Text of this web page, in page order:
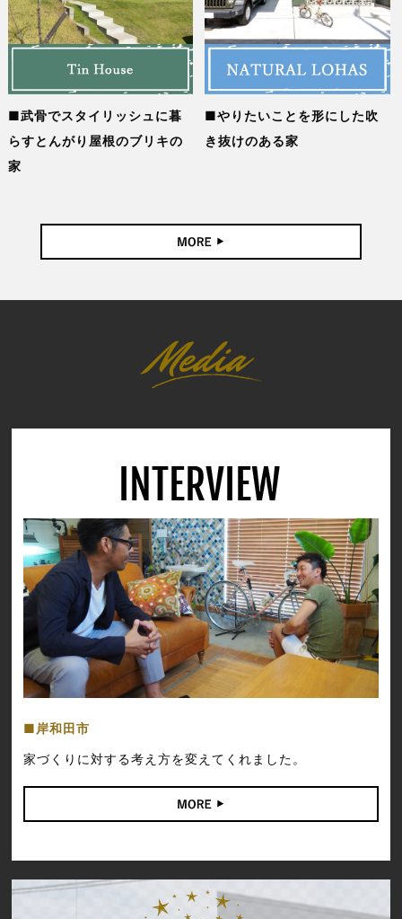
武骨でスタイリッシュに暮
らすとんがり屋根のブリキの
家
やりたいことを形にした吹
き抜けのある家
岸和田市
家づくりに対する考え方を変えてくれました。